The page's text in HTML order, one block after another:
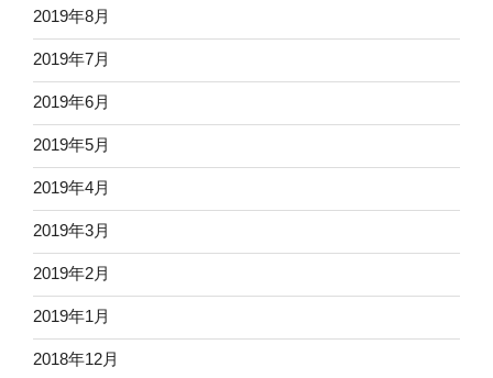
2019年8月
2019年7月
2019年6月
2019年5月
2019年4月
2019年3月
2019年2月
2019年1月
2018年12月